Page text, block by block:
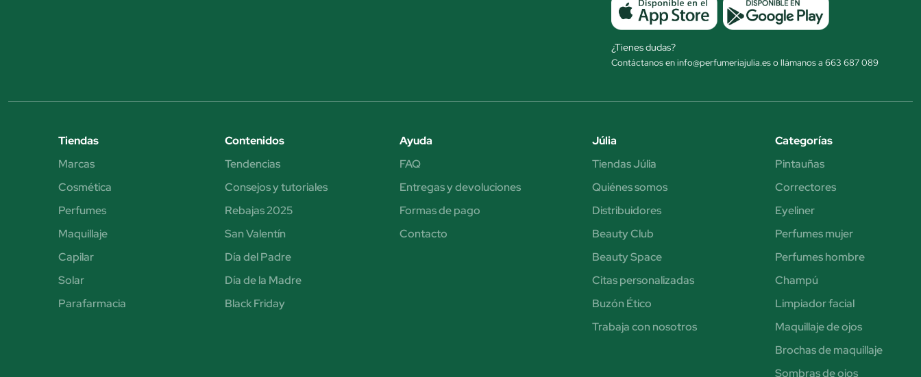
¿Tienes dudas?
Contáctanos en info@perfumeriajulia.es o llámanos a 663 687 089
Tiendas
Marcas
Cosmética
Perfumes
Maquillaje
Capilar
Solar
Parafarmacia
Contenidos
Tendencias
Consejos y tutoriales
Rebajas 2025
San Valentín
Día del Padre
Día de la Madre
Black Friday
Ayuda
FAQ
Entregas y devoluciones
Formas de pago
Contacto
Júlia
Tiendas Júlia
Quiénes somos
Distribuidores
Beauty Club
Beauty Space
Citas personalizadas
Buzón Ético
Trabaja con nosotros
Categorías
Pintauñas
Correctores
Eyeliner
Perfumes mujer
Perfumes hombre
Champú
Limpiador facial
Maquillaje de ojos
Brochas de maquillaje
Sombras de ojos